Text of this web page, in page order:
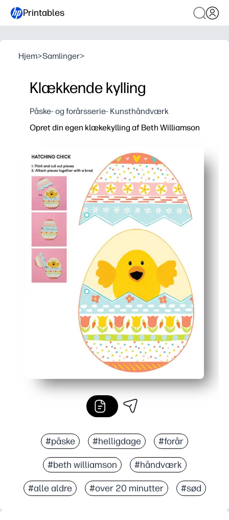
Printables
Hjem>Samlinger>
Klækkende kylling
Påske- og forårsserie- Kunsthåndværk
Opret din egen klækekylling af Beth Williamson
Du udskriver, farver og klipper bare - ingen
Du får et praktisk forårstema, der udløser
Du opbygger finmotoriske færdigheder og følger
Du kan bruge det i klasseværelser, hjemmeskoler
#påske #helligdage #forår
#beth williamson #håndværk
#alle aldre #over 20 minutter #sød